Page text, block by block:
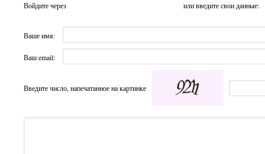
Войдите через или введите свои данные:
Ваше имя:
Ваш email:
Введите число, напечатанное на картинке